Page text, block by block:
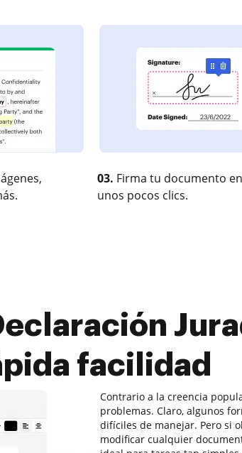
03. Firma tu documento
unos pocos clics.
facilidad
Contrario a la creencia
problemas. Claro, algunos
difíciles de manejar. Pero si
modificar cualquier